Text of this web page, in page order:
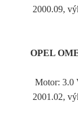
2000.09,
OPEL
Motor: 3.0
2001.02,